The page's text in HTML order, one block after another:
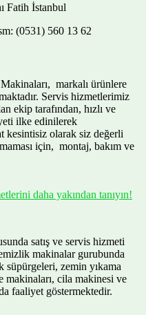
Fatih İstanbul
(0531) 560 13 62
markalı ürünlere
Servis hizmetlerimiz
ekip tarafından, hızlı ve
ilke edinilerek
kesintisiz olarak siz değerli
için, montaj, bakım ve
daha yakından tanıyın!
satış ve servis hizmeti
makinalar gurubunda
zemin yıkama
makinaları, cila makinesi ve
faaliyet göstermektedir.